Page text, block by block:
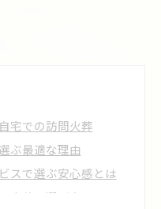
宅での訪問火葬
ぶ最適な理由
スで選ぶ安心感とは
火葬の選び方